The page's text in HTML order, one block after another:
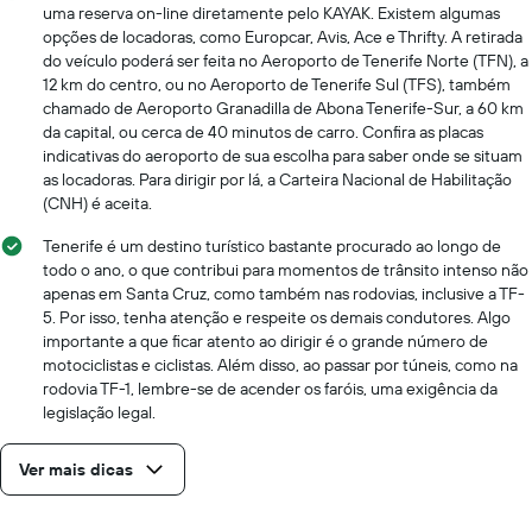
uma reserva on-line diretamente pelo KAYAK. Existem algumas
opções de locadoras, como Europcar, Avis, Ace e Thrifty. A retirada
do veículo poderá ser feita no Aeroporto de Tenerife Norte (TFN), a
12 km do centro, ou no Aeroporto de Tenerife Sul (TFS), também
chamado de Aeroporto Granadilla de Abona Tenerife-Sur, a 60 km
da capital, ou cerca de 40 minutos de carro. Confira as placas
indicativas do aeroporto de sua escolha para saber onde se situam
as locadoras. Para dirigir por lá, a Carteira Nacional de Habilitação
(CNH) é aceita.
Tenerife é um destino turístico bastante procurado ao longo de
todo o ano, o que contribui para momentos de trânsito intenso não
apenas em Santa Cruz, como também nas rodovias, inclusive a TF-
5. Por isso, tenha atenção e respeite os demais condutores. Algo
importante a que ficar atento ao dirigir é o grande número de
motociclistas e ciclistas. Além disso, ao passar por túneis, como na
rodovia TF-1, lembre-se de acender os faróis, uma exigência da
legislação legal.
Ver mais dicas